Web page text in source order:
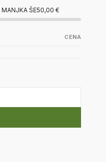
ŠE50,00 €
CENA